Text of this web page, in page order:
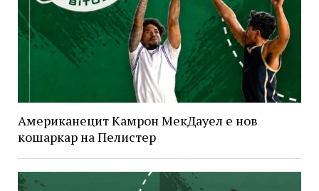
Американецит Камрон МекДауел е нов
кошаркар на Пелистер